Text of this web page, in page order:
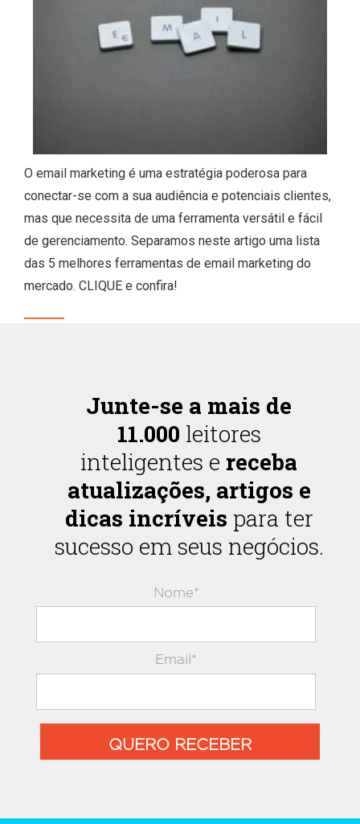
O email marketing é uma estratégia poderosa para
conectar-se com a sua audiência e potenciais clientes,
mas que necessita de uma ferramenta versátil e fácil
de gerenciamento. Separamos neste artigo uma lista
das 5 melhores ferramentas de email marketing do
mercado. CLIQUE e confira!
Junte-se a mais de
11.000 leitores
inteligentes e receba
atualizações, artigos e
dicas incríveis para ter
sucesso em seus negócios.
Nome*
Email*
QUERO RECEBER